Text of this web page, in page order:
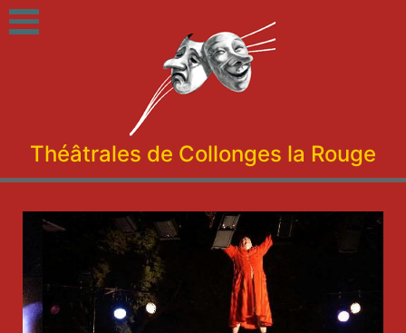
Théâtrales de Collonges la Rouge